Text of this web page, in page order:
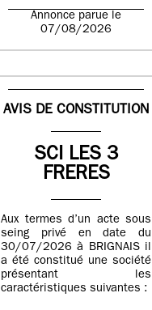
Annonce parue le
07/08/2026
AVIS DE CONSTITUTION
SCI LES 3
FRERES
Aux termes d’un acte sous
seing privé en date du
30/07/2026 à BRIGNAIS il
a été constitué une société
présentant les
caractéristiques suivantes :